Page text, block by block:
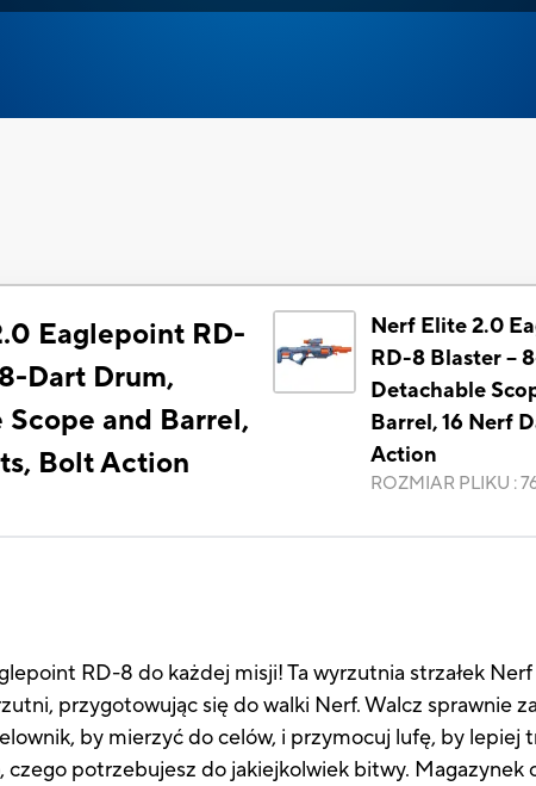
Eaglepoint RD-
Dart Drum,
and Barrel,
Bolt Action
Nerf Elite 2.0
RD-8 Blaster --
Detachable
Barrel, 16 Nerf
Action
ROZMIAR PLIKU :
RD-8 do każdej misji! Ta wyrzutnia strzałek Nerf
przygotowując się do walki Nerf. Walcz sprawnie
by mierzyć do celów, i przymocuj lufę, by lepiej
potrzebujesz do jakiejkolwiek bitwy. Magazynek